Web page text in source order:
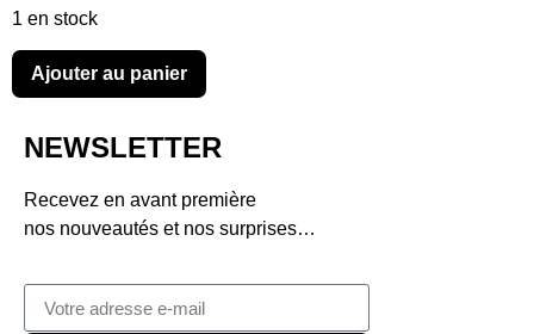
1 en stock
Ajouter au panier
NEWSLETTER
Recevez en avant première
nos nouveautés et nos surprises…